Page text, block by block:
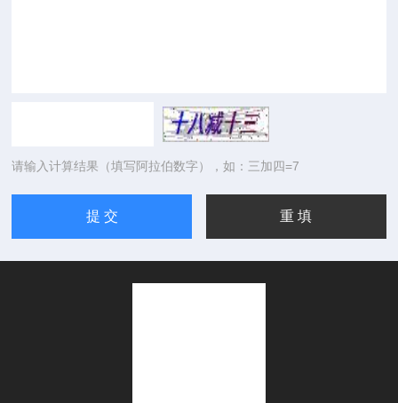
请输入计算结果（填写阿拉伯数字），如：三加四=7